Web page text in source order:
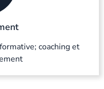
coaching et